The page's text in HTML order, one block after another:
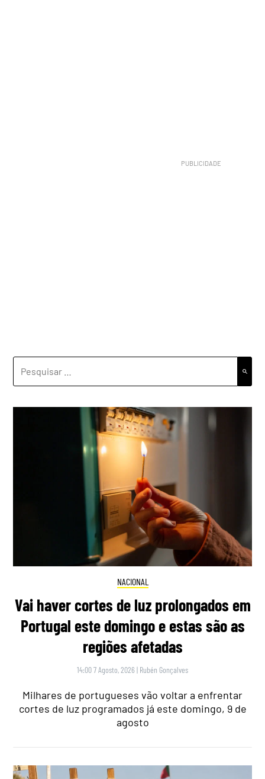
NACIONAL
Vai haver cortes de luz prolongados em
Portugal este domingo e estas são as
regiões afetadas
14:00 7 Agosto, 2026 | Rubén Gonçalves
Milhares de portugueses vão voltar a enfrentar
cortes de luz programados já este domingo, 9 de
agosto